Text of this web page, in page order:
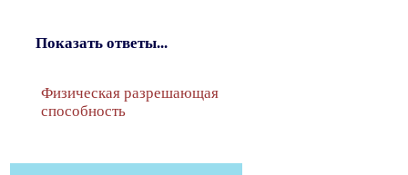
Показать ответы...
Физическая разрешающая
способность